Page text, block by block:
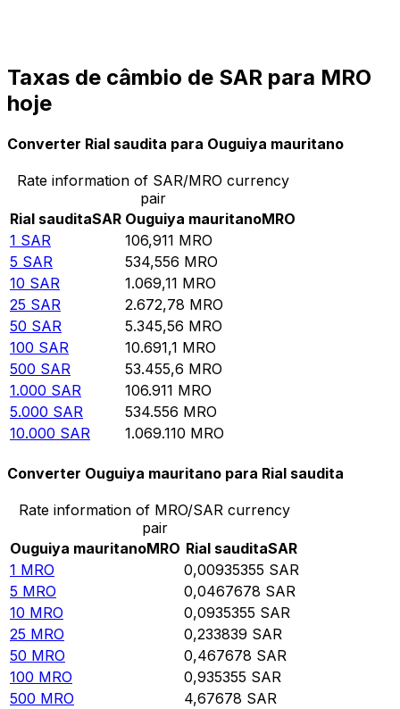
Taxas de câmbio de SAR para MRO
hoje
Converter Rial saudita para Ouguiya mauritano
Rate information of SAR/MRO currency
pair
Rial sauditaSAR Ouguiya mauritanoMRO
1 SAR 106,911 MRO
5 SAR 534,556 MRO
10 SAR 1.069,11 MRO
25 SAR 2.672,78 MRO
50 SAR 5.345,56 MRO
100 SAR 10.691,1 MRO
500 SAR 53.455,6 MRO
1.000 SAR 106.911 MRO
5.000 SAR 534.556 MRO
10.000 SAR 1.069.110 MRO
Converter Ouguiya mauritano para Rial saudita
Rate information of MRO/SAR currency
pair
Ouguiya mauritanoMRO Rial sauditaSAR
1 MRO 0,00935355 SAR
5 MRO 0,0467678 SAR
10 MRO 0,0935355 SAR
25 MRO 0,233839 SAR
50 MRO 0,467678 SAR
100 MRO 0,935355 SAR
500 MRO 4,67678 SAR